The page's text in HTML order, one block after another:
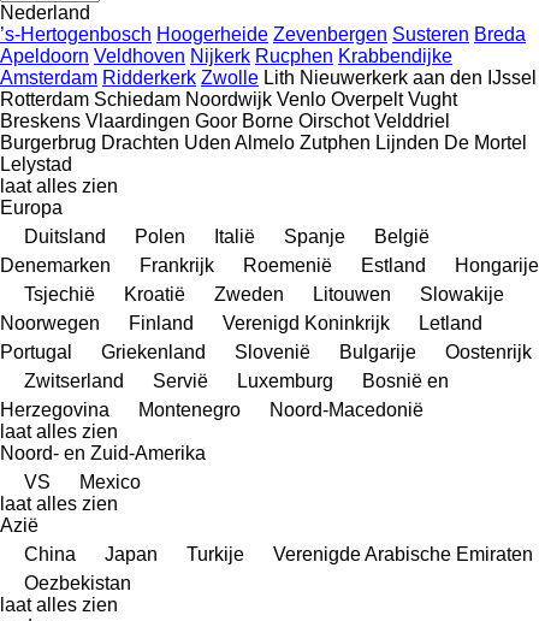
Nederland
’s-Hertogenbosch Hoogerheide Zevenbergen Susteren Breda
Apeldoorn Veldhoven Nijkerk Rucphen Krabbendijke
Amsterdam Ridderkerk Zwolle Lith Nieuwerkerk aan den IJssel
Rotterdam Schiedam Noordwijk Venlo Overpelt Vught
Breskens Vlaardingen Goor Borne Oirschot Velddriel
Burgerbrug Drachten Uden Almelo Zutphen Lijnden De Mortel
Lelystad
laat alles zien
Europa
Duitsland
Polen Italië Spanje
België
Denemarken
Frankrijk Roemenië Estland
Hongarije
Tsjechië
Kroatië Zweden Litouwen
Slowakije
Noorwegen
Finland Verenigd Koninkrijk
Letland
Portugal
Griekenland Slovenië Bulgarije
Oostenrijk
Zwitserland
Servië Luxemburg
Bosnië en
Herzegovina
Montenegro
Noord-Macedonië
laat alles zien
Noord- en Zuid-Amerika
VS
Mexico
laat alles zien
Azië
China
Japan Turkije
Verenigde Arabische Emiraten
Oezbekistan
laat alles zien